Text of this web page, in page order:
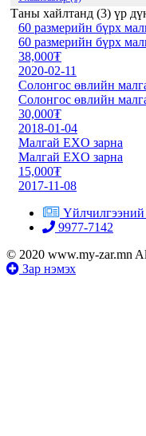
Таны хайлтанд (3) үр
60 размерийн бүрх
60 размерийн бүрх
38,000₮
2020-02-11
Солонгос өвлийн
Солонгос өвлийн
30,000₮
2018-01-04
Малгай EXO зарна
Малгай EXO зарна
15,000₮
2017-11-08
9977-7142
© 2020 www.my-zar.mn
Зар нэмэх